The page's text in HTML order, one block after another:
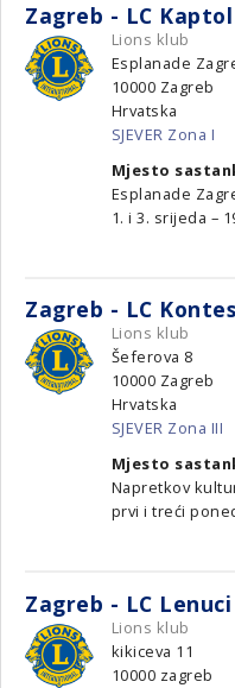
Zagreb - LC Kaptol
Lions klub
Esplanade
10000 Zagreb
Hrvatska
SJEVER Zona I
Mjesto
Esplanade
1. i 3. srijeda –
Zagreb - LC
Lions klub
Šeferova 8
10000 Zagreb
Hrvatska
SJEVER Zona III
Mjesto
Napretkov
prvi i treći
Zagreb - LC Lenuci
Lions klub
kikiceva 11
10000 zagreb